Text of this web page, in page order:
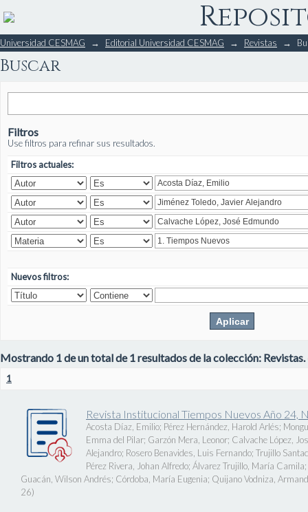
Buscar
Universidad CESMAG → Editorial Universidad CESMAG → Revistas →
Buscar
Filtros
Use filtros para refinar sus resultados.
Filtros actuales:
Nuevos filtros:
Mostrando 1 de un total de 1 resultados de la colección: Revistas.
1
Revista Institucional Tiempos Nuevos Año 24,
Acosta Díaz, Emilio; Pérez Hernández, Harold Arlés;
Emma del Pilar; Garzón Mera, Leonor; Calvache López,
Alejandro; Rosero Benavides, Luis Fernando; Trujillo
Pérez Rivera, Johan Alfredo; Álvarez Trujillo, María Camila;
Guacán, Wilson Andrés; Córdoba, María Eugenia; Quijano Vodniza,
26)